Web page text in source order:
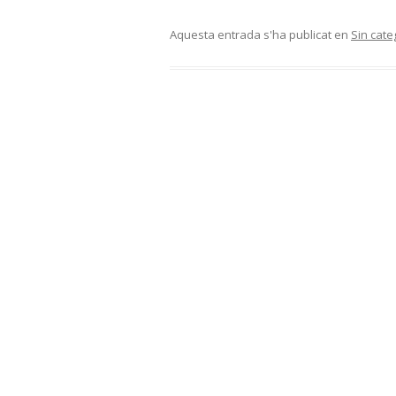
Aquesta entrada s'ha publicat en Sin